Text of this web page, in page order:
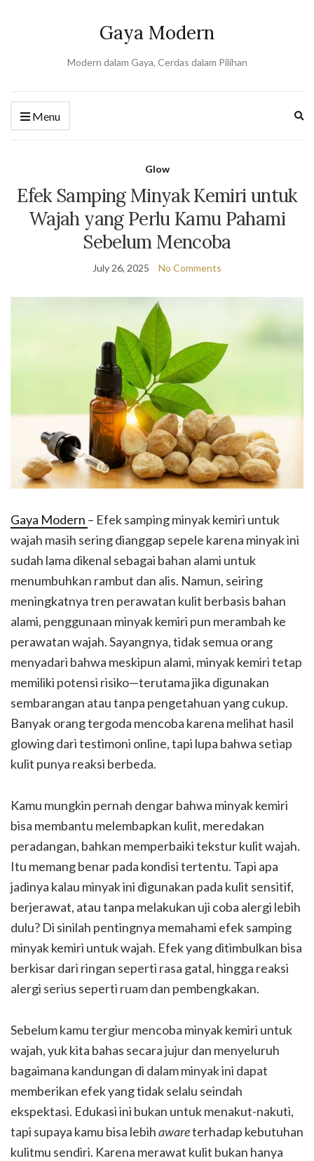
Gaya Modern
Modern dalam Gaya, Cerdas dalam Pilihan
Menu
Glow
Efek Samping Minyak Kemiri untuk
Wajah yang Perlu Kamu Pahami
Sebelum Mencoba
July 26, 2025 No Comments
Gaya Modern – Efek samping minyak kemiri untuk
wajah masih sering dianggap sepele karena minyak ini
sudah lama dikenal sebagai bahan alami untuk
menumbuhkan rambut dan alis. Namun, seiring
meningkatnya tren perawatan kulit berbasis bahan
alami, penggunaan minyak kemiri pun merambah ke
perawatan wajah. Sayangnya, tidak semua orang
menyadari bahwa meskipun alami, minyak kemiri tetap
memiliki potensi risiko—terutama jika digunakan
sembarangan atau tanpa pengetahuan yang cukup.
Banyak orang tergoda mencoba karena melihat hasil
glowing dari testimoni online, tapi lupa bahwa setiap
kulit punya reaksi berbeda.
Kamu mungkin pernah dengar bahwa minyak kemiri
bisa membantu melembapkan kulit, meredakan
peradangan, bahkan memperbaiki tekstur kulit wajah.
Itu memang benar pada kondisi tertentu. Tapi apa
jadinya kalau minyak ini digunakan pada kulit sensitif,
berjerawat, atau tanpa melakukan uji coba alergi lebih
dulu? Di sinilah pentingnya memahami efek samping
minyak kemiri untuk wajah. Efek yang ditimbulkan bisa
berkisar dari ringan seperti rasa gatal, hingga reaksi
alergi serius seperti ruam dan pembengkakan.
Sebelum kamu tergiur mencoba minyak kemiri untuk
wajah, yuk kita bahas secara jujur dan menyeluruh
bagaimana kandungan di dalam minyak ini dapat
memberikan efek yang tidak selalu seindah
ekspektasi. Edukasi ini bukan untuk menakut-nakuti,
tapi supaya kamu bisa lebihawareterhadap kebutuhan
kulitmu sendiri. Karena merawat kulit bukan hanya